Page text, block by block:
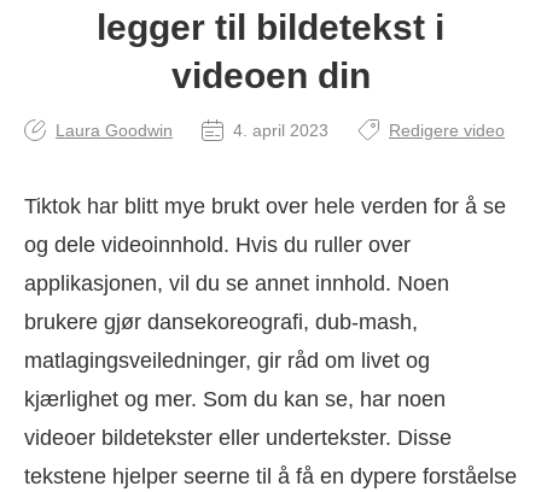
legger til bildetekst i
videoen din
Laura Goodwin 4. april 2023 Redigere video
Tiktok har blitt mye brukt over hele verden for å se
og dele videoinnhold. Hvis du ruller over
applikasjonen, vil du se annet innhold. Noen
brukere gjør dansekoreografi, dub-mash,
matlagingsveiledninger, gir råd om livet og
kjærlighet og mer. Som du kan se, har noen
videoer bildetekster eller undertekster. Disse
tekstene hjelper seerne til å få en dypere forståelse